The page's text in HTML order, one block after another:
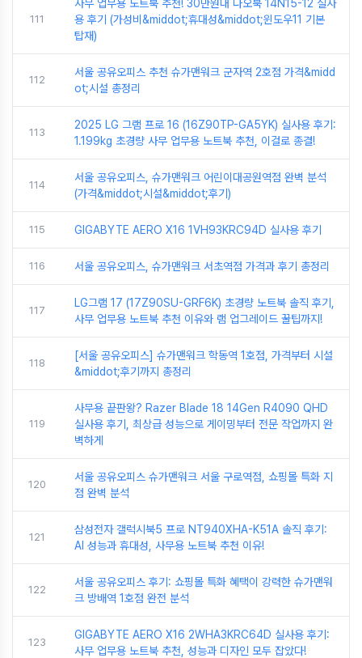
111
사무 업무용 노트북 추천! 30만원대 다오북 14N15-12 실사
용 후기 (가성비&middot;휴대성&middot;윈도우11 기본
탑재)
112
서울 공유오피스 추천 슈가맨워크 군자역 2호점 가격&midd
ot;시설 총정리
113
2025 LG 그램 프로 16 (16Z90TP-GA5YK) 실사용 후기:
1.199kg 초경량 사무 업무용 노트북 추천, 이걸로 종결!
114
서울 공유오피스, 슈가맨워크 어린이대공원역점 완벽 분석
(가격&middot;시설&middot;후기)
115 GIGABYTE AERO X16 1VH93KRC94D 실사용 후기
116 서울 공유오피스, 슈가맨워크 서초역점 가격과 후기 총정리
117
LG그램 17 (17Z90SU-GRF6K) 초경량 노트북 솔직 후기,
사무 업무용 노트북 추천 이유와 램 업그레이드 꿀팁까지!
118
[서울 공유오피스] 슈가맨워크 학동역 1호점, 가격부터 시설
&middot;후기까지 총정리
119
사무용 끝판왕? Razer Blade 18 14Gen R4090 QHD
실사용 후기, 최상급 성능으로 게이밍부터 전문 작업까지 완
벽하게
120
서울 공유오피스 슈가맨워크 서울 구로역점, 쇼핑몰 특화 지
점 완벽 분석
121
삼성전자 갤럭시북5 프로 NT940XHA-K51A 솔직 후기:
AI 성능과 휴대성, 사무용 노트북 추천 이유!
122
서울 공유오피스 후기: 쇼핑몰 특화 혜택이 강력한 슈가맨워
크 방배역 1호점 완전 분석
123
GIGABYTE AERO X16 2WHA3KRC64D 실사용 후기:
사무 업무용 노트북 추천, 성능과 디자인 모두 잡았다!